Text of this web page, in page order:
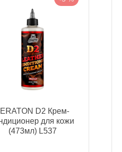
D2 Крем-
для кожи
(473мл) L537